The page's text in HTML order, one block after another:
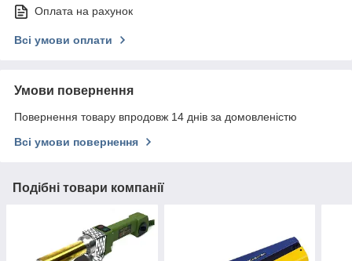
Оплата на рахунок
Всі умови оплати
Умови повернення
Повернення товару впродовж 14 днів за домовленістю
Всі умови повернення
Подібні товари компанії